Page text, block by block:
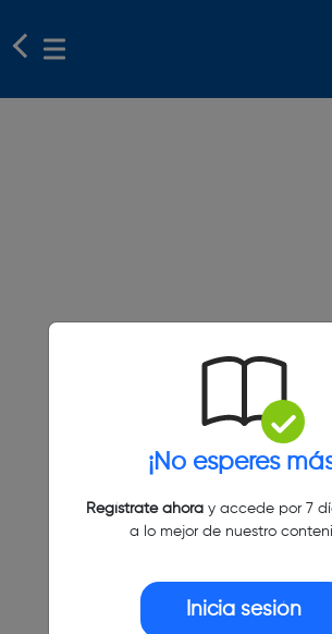
¡No esperes
Regístrate ahoray accede por 7
a lo mejor de nuestro
Inicia sesión